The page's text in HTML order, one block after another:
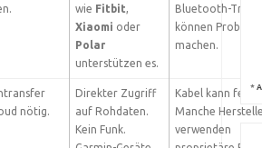
wie Fitbit,
Xiaomi oder
Polar
unterstützen es.
Bluetooth-Treiber
können Probleme
machen.
nötig.
Direkter Zugriff
auf Rohdaten.
Kein Funk.
Kabel kann
Manche
verwenden
*